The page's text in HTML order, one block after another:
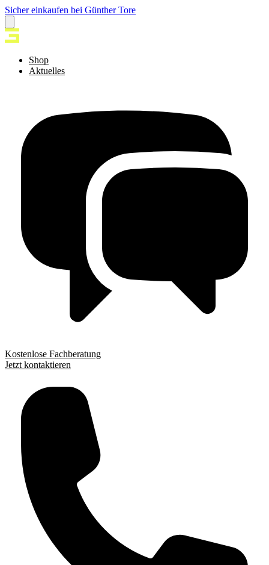
Sicher einkaufen bei Günther Tore
Shop
Aktuelles
Kostenlose Fachberatung
Jetzt kontaktieren